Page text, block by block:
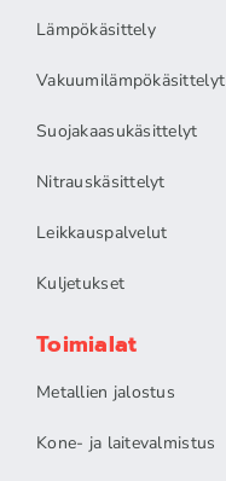
Lämpökäsittely
Vakuumilämpökäsittelyt
Suojakaasukäsittelyt
Nitrauskäsittelyt
Leikkauspalvelut
Kuljetukset
Toimialat
Metallien jalostus
Kone- ja laitevalmistus